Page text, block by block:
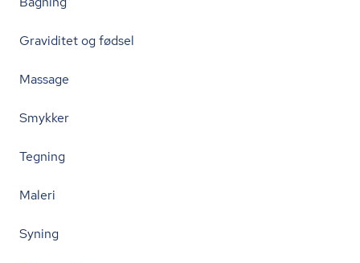
Graviditet og fødsel
Massage
Smykker
Tegning
Maleri
Syning